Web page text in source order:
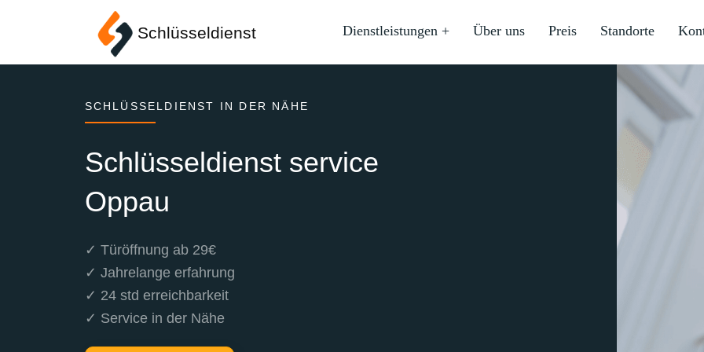
Schlüsseldienst Dienstleistungen + Über uns Preis Standorte
SCHLÜSSELDIENST IN DER NÄHE
Schlüsseldienst service
Oppau
✓ Türöffnung ab 29€
✓ Jahrelange erfahrung
✓ 24 std erreichbarkeit
✓ Service in der Nähe